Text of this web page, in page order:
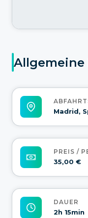
Madrid,
PREIS /
35,00 €
DAUER
2h 15min